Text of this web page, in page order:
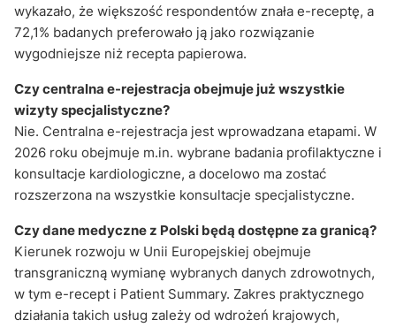
wykazało, że większość respondentów znała e-receptę, a
72,1% badanych preferowało ją jako rozwiązanie
wygodniejsze niż recepta papierowa.
Czy centralna e-rejestracja obejmuje już wszystkie
wizyty specjalistyczne?
Nie. Centralna e-rejestracja jest wprowadzana etapami. W
2026 roku obejmuje m.in. wybrane badania profilaktyczne i
konsultacje kardiologiczne, a docelowo ma zostać
rozszerzona na wszystkie konsultacje specjalistyczne.
Czy dane medyczne z Polski będą dostępne za granicą?
Kierunek rozwoju w Unii Europejskiej obejmuje
transgraniczną wymianę wybranych danych zdrowotnych,
w tym e-recept i Patient Summary. Zakres praktycznego
działania takich usług zależy od wdrożeń krajowych,